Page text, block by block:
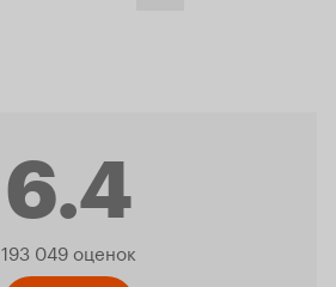
6.4
Рейтинг
193 049 оценок